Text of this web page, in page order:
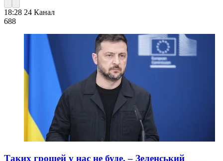
18:28 24 Канал
688
Таких грошей у нас не буде, – Зеленський